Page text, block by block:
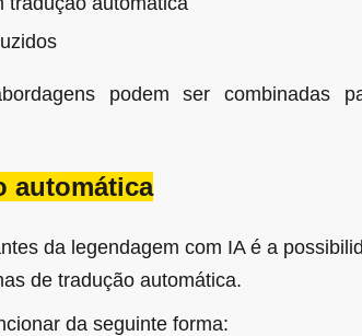
podem ser combinadas
automática
da legendagem com IA é a
de tradução automática.
da seguinte forma: